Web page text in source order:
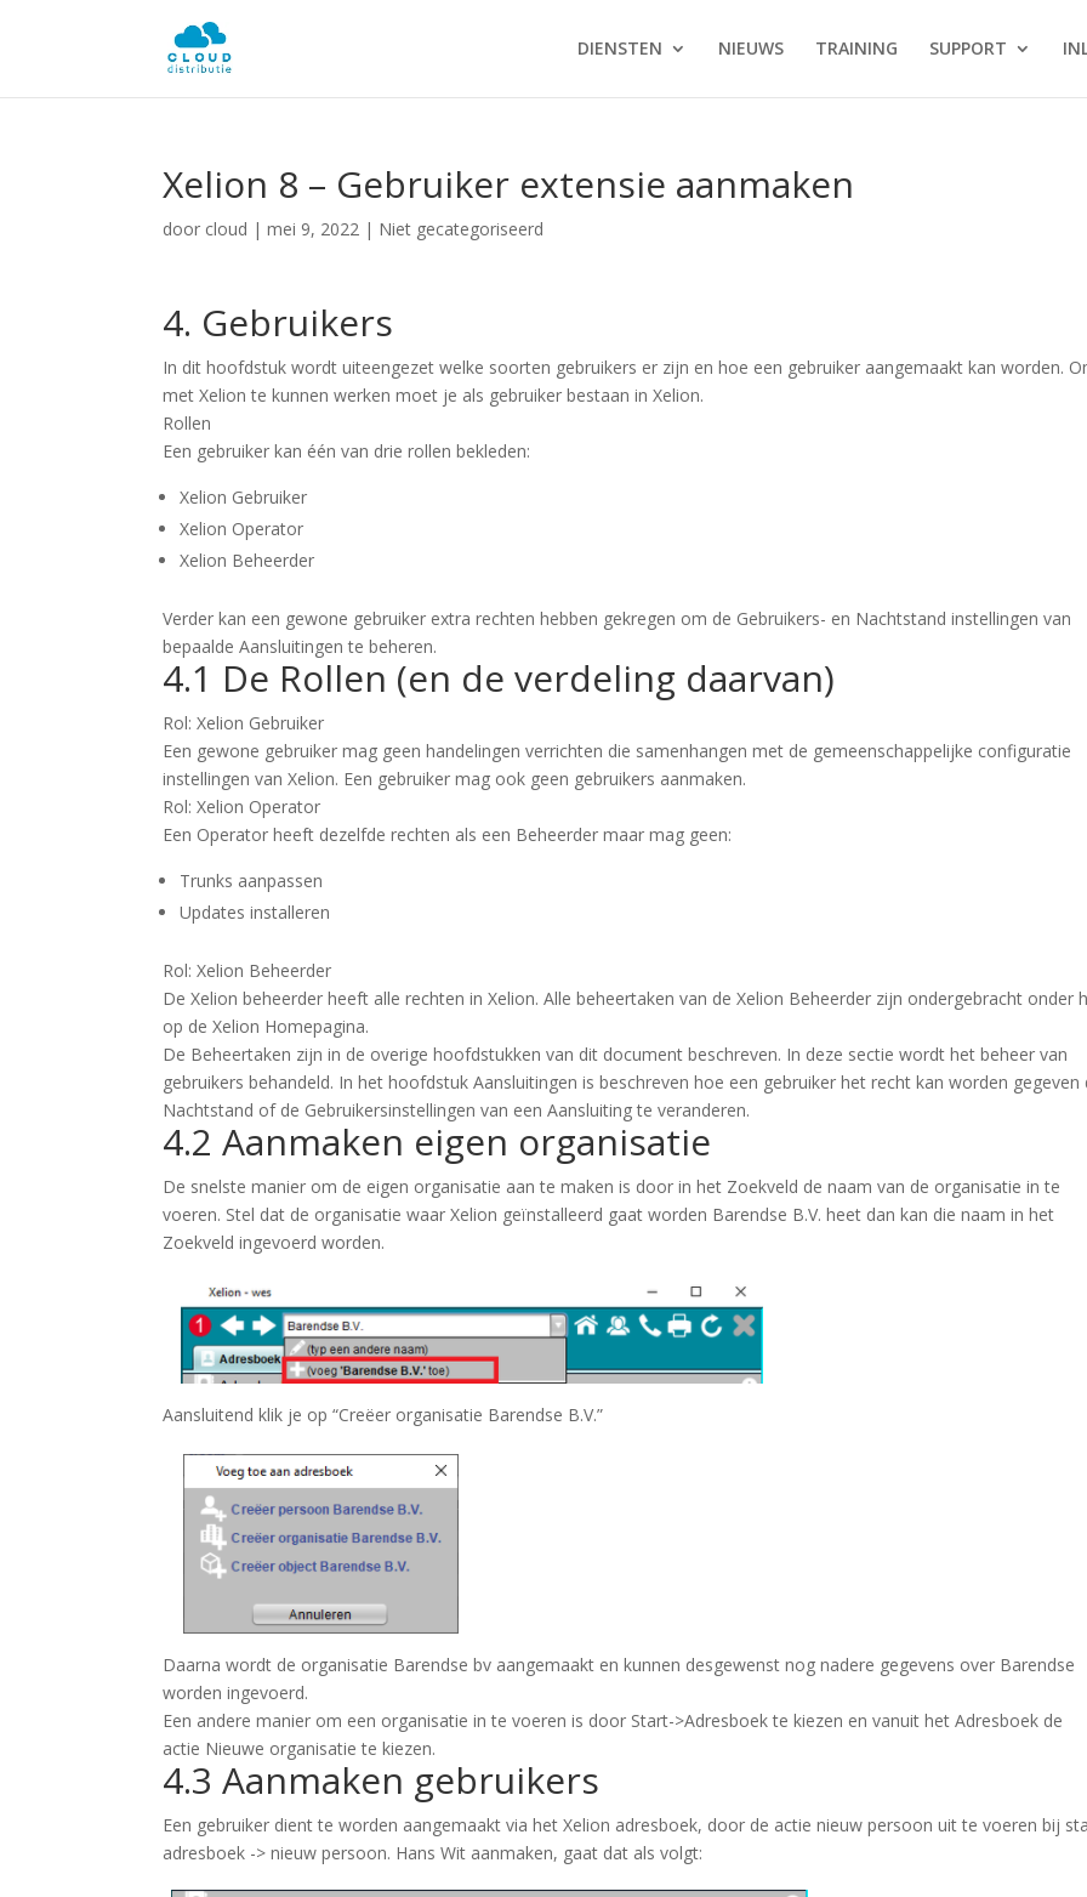
DIENSTEN NIEUWS TRAINING SUPPORT
Xelion 8 – Gebruiker extensie aanmaken
door cloud |mei 9, 2022 | Niet gecategoriseerd
4. Gebruikers
In dit hoofdstuk wordt uiteengezet welke soorten gebruikers er zijn en hoe een gebruiker aangemaakt kan worden.
met Xelion te kunnen werken moet je als gebruiker bestaan in Xelion.
Rollen
Een gebruiker kan één van drie rollen bekleden:
Xelion Gebruiker
Xelion Operator
Xelion Beheerder
Verder kan een gewone gebruiker extra rechten hebben gekregen om de Gebruikers- en Nachtstand instellingen van
bepaalde Aansluitingen te beheren.
4.1 De Rollen (en de verdeling daarvan)
Rol: Xelion Gebruiker
Een gewone gebruiker mag geen handelingen verrichten die samenhangen met de gemeenschappelijke configuratie
instellingen van Xelion. Een gebruiker mag ook geen gebruikers aanmaken.
Rol: Xelion Operator
Een Operator heeft dezelfde rechten als een Beheerder maar mag geen:
Trunks aanpassen
Updates installeren
Rol: Xelion Beheerder
De Xelion beheerder heeft alle rechten in Xelion. Alle beheertaken van de Xelion Beheerder zijn ondergebracht onder
op de Xelion Homepagina.
De Beheertaken zijn in de overige hoofdstukken van dit document beschreven. In deze sectie wordt het beheer van
gebruikers behandeld. In het hoofdstuk Aansluitingen is beschreven hoe een gebruiker het recht kan worden gegeven
Nachtstand of de Gebruikersinstellingen van een Aansluiting te veranderen.
4.2 Aanmaken eigen organisatie
De snelste manier om de eigen organisatie aan te maken is door in het Zoekveld de naam van de organisatie in te
voeren. Stel dat de organisatie waar Xelion geïnstalleerd gaat worden Barendse B.V. heet dan kan die naam in het
Zoekveld ingevoerd worden.
Aansluitend klik je op “Creëer organisatie Barendse B.V.”
Daarna wordt de organisatie Barendse bv aangemaakt en kunnen desgewenst nog nadere gegevens over Barendse
worden ingevoerd.
Een andere manier om een organisatie in te voeren is door Start->Adresboekte kiezen en vanuit het Adresboek de
actie Nieuwe organisatie te kiezen.
4.3 Aanmaken gebruikers
Een gebruiker dient te worden aangemaakt via het Xelion adresboek, door de actienieuw persoon uit te voeren bij
adresboek -> nieuw persoon. Hans Wit aanmaken, gaat dat als volgt: